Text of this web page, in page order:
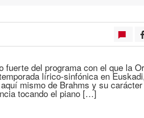
fuerte del programa con el que la
lírico-sinfónica en
mismo de Brahms y su
tocando el piano […]